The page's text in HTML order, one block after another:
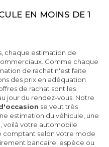
EN MOINS DE 1
chaque estimation de
Comme chaque
de rachat n'est faite
des prix en adéquation
de rachat sont les
jour du rendez-vous. Notre
se veut très
estimation du véhicule, une
voilà votre automobile
comptant selon votre mode
bancaire, espèce ou